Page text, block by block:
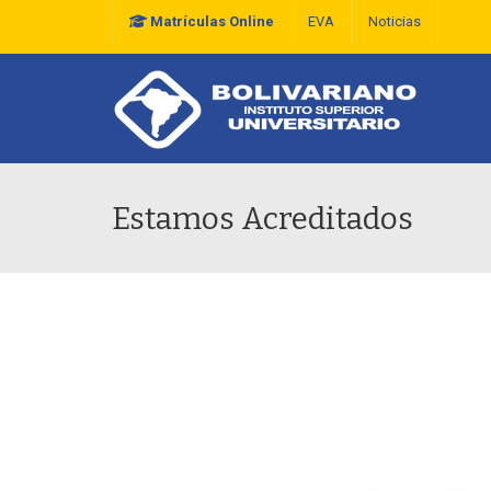
Matrículas Online EVA Noticias
Estamos Acreditados